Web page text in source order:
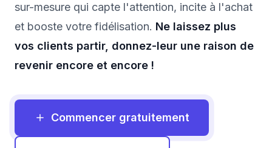
sur-mesure qui capte l'attention, incite à l'achat
et booste votre fidélisation. Ne laissez plus
vos clients partir, donnez-leur une raison de
revenir encore et encore !
Commencer gratuitement